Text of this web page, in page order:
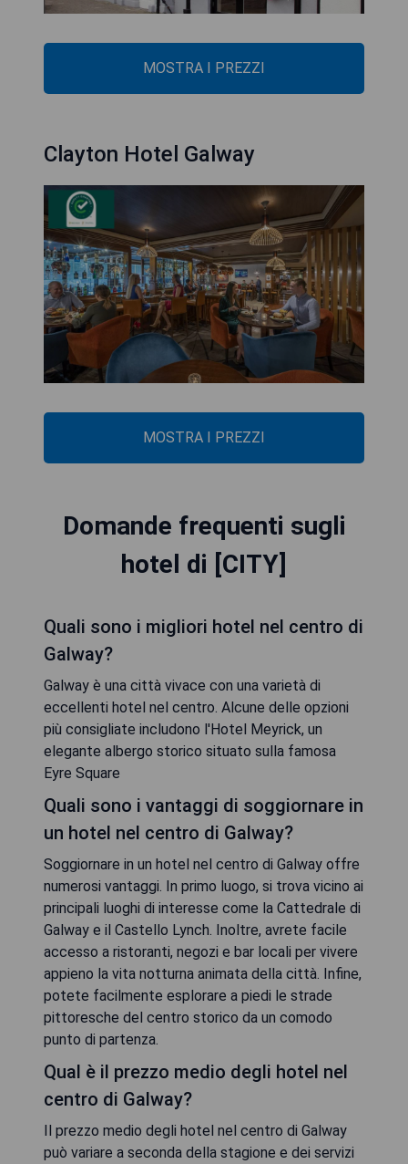
MOSTRA I PREZZI
Clayton Hotel Galway
MOSTRA I PREZZI
Domande frequenti sugli
hotel di [CITY]
Quali sono i migliori hotel nel centro di
Galway?
Galway è una città vivace con una varietà di
eccellenti hotel nel centro. Alcune delle opzioni
più consigliate includono l'Hotel Meyrick, un
elegante albergo storico situato sulla famosa
Eyre Square
Quali sono i vantaggi di soggiornare in
un hotel nel centro di Galway?
Soggiornare in un hotel nel centro di Galway offre
numerosi vantaggi. In primo luogo, si trova vicino ai
principali luoghi di interesse come la Cattedrale di
Galway e il Castello Lynch. Inoltre, avrete facile
accesso a ristoranti, negozi e bar locali per vivere
appieno la vita notturna animata della città. Infine,
potete facilmente esplorare a piedi le strade
pittoresche del centro storico da un comodo
punto di partenza.
Qual è il prezzo medio degli hotel nel
centro di Galway?
Il prezzo medio degli hotel nel centro di Galway
può variare a seconda della stagione e dei servizi